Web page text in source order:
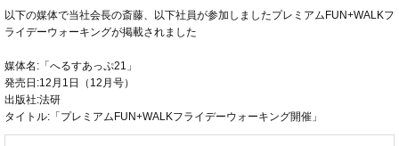
以下の媒体で当社会長の斎藤、以下社員が参加しましたプレミアムFUN+WALKフ
ライデーウォーキングが掲載されました
媒体名:「へるすあっぷ21」
発売日:12月1日（12月号）
出版社:法研
タイトル:「プレミアムFUN+WALKフライデーウォーキング開催」